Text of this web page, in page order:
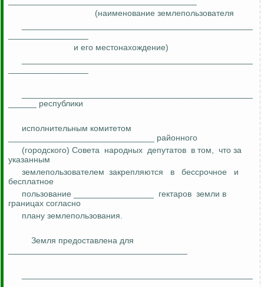
(наименование землепользователя
и его местонахождение)
______ республики
исполнительным комитетом
районного
(городского) Совета народных депутатов в том, что за
указанным
землепользователем закрепляются в бессрочное
и
бесплатное
пользование _________________
гектаров земли в
границах согласно
плану землепользования.
Земля предоставлена для